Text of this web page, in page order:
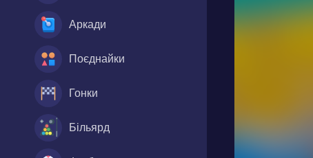
Аркади
Поєднайки
Гонки
Більярд